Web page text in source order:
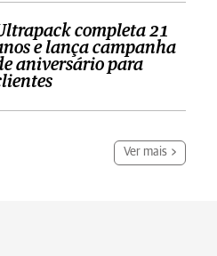
completa 21
e lança campanha
aniversário para
Ver mais